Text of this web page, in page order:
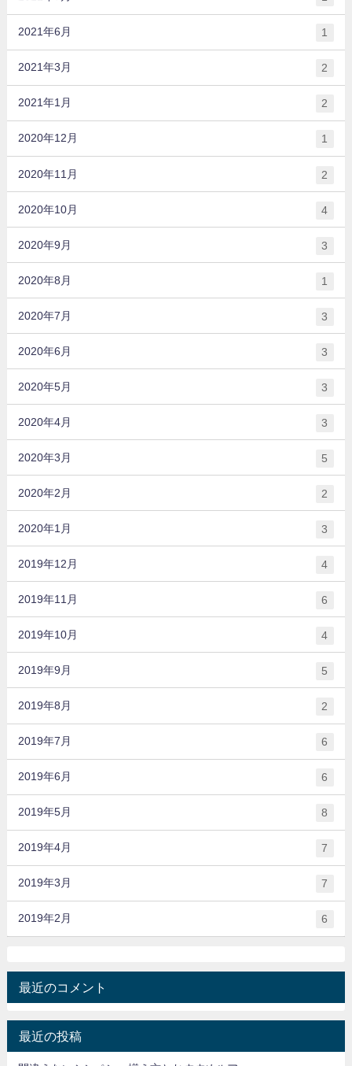
2021年6月 1
2021年3月 2
2021年1月 2
2020年12月 1
2020年11月 2
2020年10月 4
2020年9月 3
2020年8月 1
2020年7月 3
2020年6月 3
2020年5月 3
2020年4月 3
2020年3月 5
2020年2月 2
2020年1月 3
2019年12月 4
2019年11月 6
2019年10月 4
2019年9月 5
2019年8月 2
2019年7月 6
2019年6月 6
2019年5月 8
2019年4月 7
2019年3月 7
2019年2月 6
最近のコメント
最近の投稿